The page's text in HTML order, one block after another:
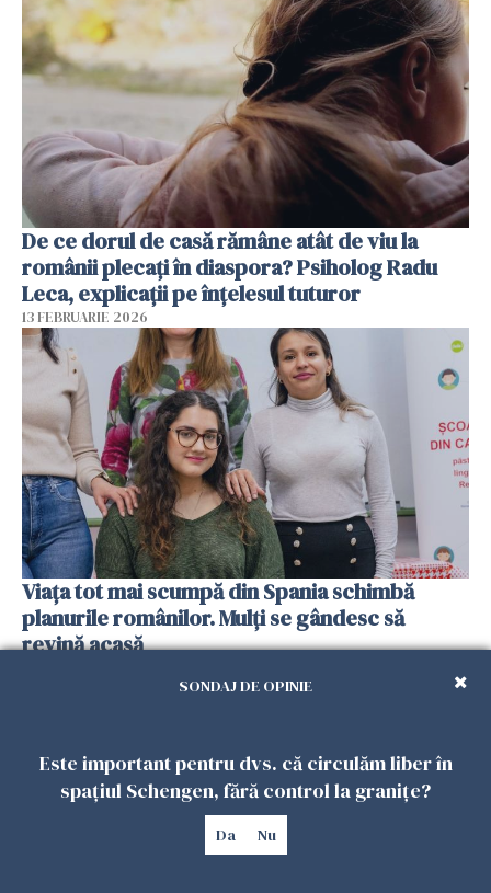
De ce dorul de casă rămâne atât de viu la
românii plecați în diaspora? Psiholog Radu
Leca, explicații pe înțelesul tuturor
13 FEBRUARIE 2026
Viața tot mai scumpă din Spania schimbă
planurile românilor. Mulți se gândesc să
revină acasă
SONDAJ DE OPINIE
Este important pentru dvs. că circulăm liber în
spațiul Schengen, fără control la granițe?
Da Nu